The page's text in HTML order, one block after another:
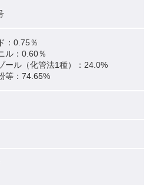
：0.75％
ル：0.60％
ール（化管法1種）：24.0%
等：74.65%